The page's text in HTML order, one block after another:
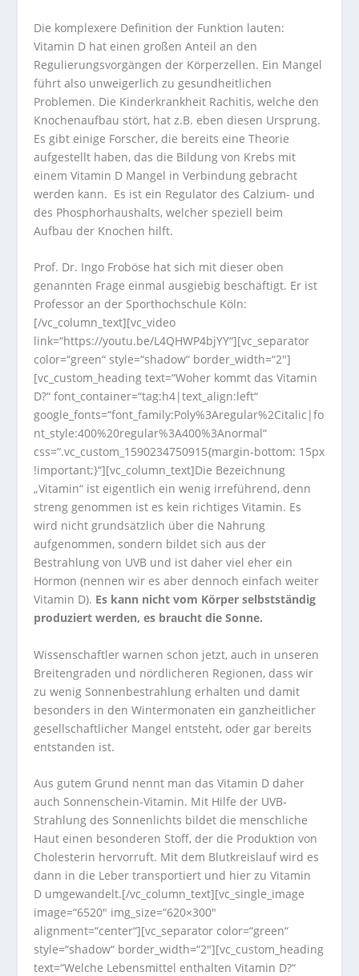
Die komplexere Definition der Funktion lauten:
Vitamin D hat einen großen Anteil an den
Regulierungsvorgängen der Körperzellen. Ein Mangel
führt also unweigerlich zu gesundheitlichen
Problemen. Die Kinderkrankheit Rachitis, welche den
Knochenaufbau stört, hat z.B. eben diesen Ursprung.
Es gibt einige Forscher, die bereits eine Theorie
aufgestellt haben, das die Bildung von Krebs mit
einem Vitamin D Mangel in Verbindung gebracht
werden kann. Es ist ein Regulator des Calzium- und
des Phosphorhaushalts, welcher speziell beim
Aufbau der Knochen hilft.
Prof. Dr. Ingo Froböse hat sich mit dieser oben
genannten Frage einmal ausgiebig beschäftigt. Er ist
Professor an der Sporthochschule Köln:
[/vc_column_text][vc_video
link=“https://youtu.be/L4QHWP4bjYY“][vc_separator
color=“green“ style=“shadow“ border_width=“2″]
[vc_custom_heading text=“Woher kommt das Vitamin
D?“ font_container=“tag:h4|text_align:left“
google_fonts=“font_family:Poly%3Aregular%2Citalic|fo
nt_style:400%20regular%3A400%3Anormal“
css=“.vc_custom_1590234750915{margin-bottom: 15px
!important;}“][vc_column_text]Die Bezeichnung
„Vitamin“ ist eigentlich ein wenig irreführend, denn
streng genommen ist es kein richtiges Vitamin. Es
wird nicht grundsätzlich über die Nahrung
aufgenommen, sondern bildet sich aus der
Bestrahlung von UVB und ist daher viel eher ein
Hormon (nennen wir es aber dennoch einfach weiter
Vitamin D). Es kann nicht vom Körper selbstständig
produziert werden, es braucht die Sonne.
Wissenschaftler warnen schon jetzt, auch in unseren
Breitengraden und nördlicheren Regionen, dass wir
zu wenig Sonnenbestrahlung erhalten und damit
besonders in den Wintermonaten ein ganzheitlicher
gesellschaftlicher Mangel entsteht, oder gar bereits
entstanden ist.
Aus gutem Grund nennt man dasVitamin D daher
auch Sonnenschein-Vitamin. Mit Hilfe der UVB-
Strahlung des Sonnenlichts bildet die menschliche
Haut einen besonderen Stoff, der die Produktion von
Cholesterin hervorruft. Mit dem Blutkreislauf wird es
dann in die Leber transportiert und hier zuVitamin
D umgewandelt.[/vc_column_text][vc_single_image
image=“6520″ img_size=“620×300″
alignment=“center“][vc_separator color=“green“
style=“shadow“ border_width=“2″][vc_custom_heading
text=“Welche Lebensmittel enthalten Vitamin D?“